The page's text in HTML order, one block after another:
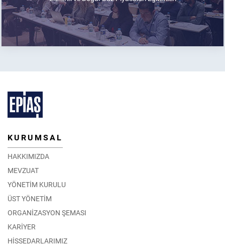
KURUMSAL
HAKKIMIZDA
MEVZUAT
YÖNETİM KURULU
ÜST YÖNETİM
ORGANİZASYON ŞEMASI
KARİYER
HİSSEDARLARIMIZ